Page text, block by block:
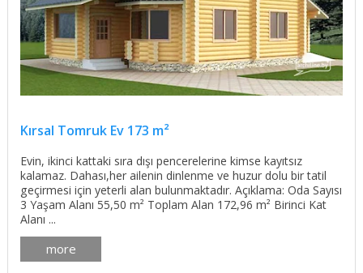
Kırsal Tomruk Ev 173 m²
Evin, ikinci kattaki sıra dışı pencerelerine kimse kayıtsız
kalamaz. Dahası,her ailenin dinlenme ve huzur dolu bir tatil
geçirmesi için yeterli alan bulunmaktadır. Açıklama: Oda Sayısı
3 Yaşam Alanı 55,50 m² Toplam Alan 172,96 m² Birinci Kat
Alanı ...
more